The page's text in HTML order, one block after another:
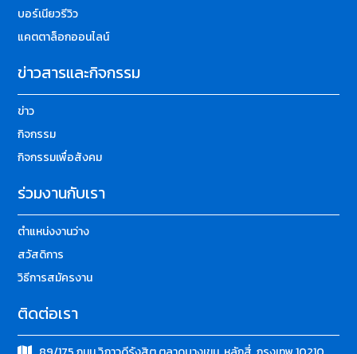
บอร์เนียวรีวิว
แคตตาล็อกออนไลน์
ข่าวสารและกิจกรรม
ข่าว
กิจกรรม
กิจกรรมเพื่อสังคม
ร่วมงานกับเรา
ตำแหน่งงานว่าง
สวัสดิการ
วิธีการสมัครงาน
ติดต่อเรา